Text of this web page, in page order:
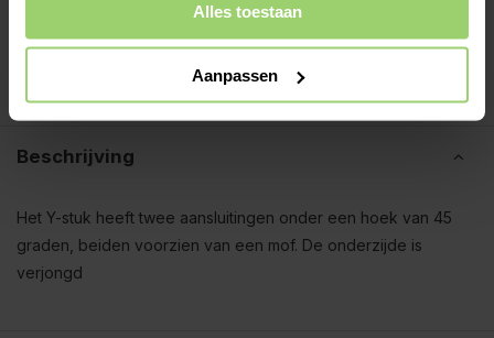
Alles toestaan
Aanpassen
Betaal achteraf, geen aanbetaling!
Meer dan 10 jaar tevreden shoppers!
Beschrijving
Het Y-stuk heeft twee aansluitingen onder een hoek van 45
graden, beiden voorzien van een mof. De onderzijde is
verjongd